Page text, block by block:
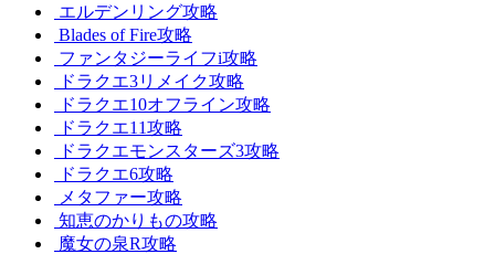
エルデンリング攻略
Blades of Fire攻略
ファンタジーライフi攻略
ドラクエ3リメイク攻略
ドラクエ10オフライン攻略
ドラクエ11攻略
ドラクエモンスターズ3攻略
ドラクエ6攻略
メタファー攻略
知恵のかりもの攻略
魔女の泉R攻略